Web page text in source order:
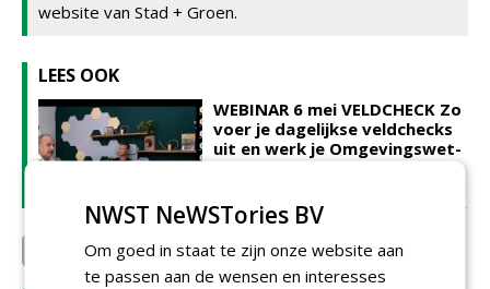
website van Stad + Groen.
LEES OOK
WEBINAR 6 mei VELDCHECK Zo
voer je dagelijkse veldchecks
uit en werk je Omgevingswet-
Veldcheck B.V.
NWST NeWSTories BV
Om goed in staat te zijn onze website aan
te passen aan de wensen en interesses